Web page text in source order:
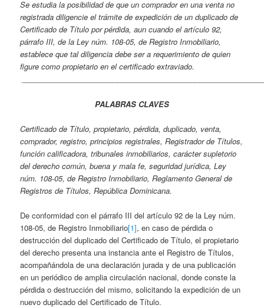
Se estudia la posibilidad de que un comprador en una venta no
registrada diligencie el trámite de expedición de un duplicado de
Certificado de Título por pérdida, aun cuando el artículo 92,
párrafo III, de la Ley núm. 108-05, de Registro Inmobiliario,
establece que tal diligencia debe ser a requerimiento de quien
figure como propietario en el certificado extraviado.
PALABRAS CLAVES
Certificado de Título, propietario, pérdida, duplicado, venta,
comprador, registro, principios registrales, Registrador de Títulos,
función calificadora, tribunales inmobiliarios, carácter supletorio
del derecho común, buena y mala fe, seguridad jurídica, Ley
núm. 108-05, de Registro Inmobiliario, Reglamento General de
Registros de Títulos, República Dominicana.
De conformidad con el párrafo III del artículo 92 de la Ley núm.
108-05, de Registro Inmobiliario[1], en caso de pérdida o
destrucción del duplicado del Certificado de Título, el propietario
del derecho presenta una instancia ante el Registro de Títulos,
acompañándola de una declaración jurada y de una publicación
en un periódico de amplia circulación nacional, donde conste la
pérdida o destrucción del mismo, solicitando la expedición de un
nuevo duplicado del Certificado de Título.